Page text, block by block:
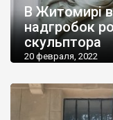
В Житомирі
надгробок
скульптора
20 февраля, 2022